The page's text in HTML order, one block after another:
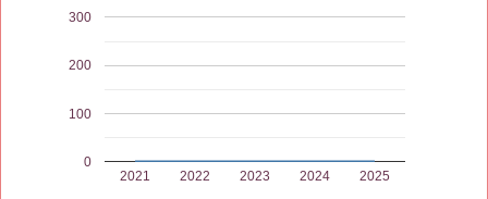
2021 2022 2023 2024 2025
0
100
200
300